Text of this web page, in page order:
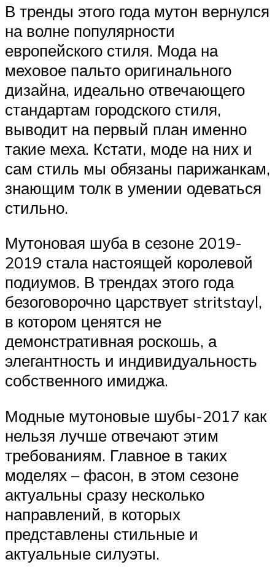
В тренды этого года мутон вернулся
на волне популярности
европейского стиля. Мода на
меховое пальто оригинального
дизайна, идеально отвечающего
стандартам городского стиля,
выводит на первый план именно
такие меха. Кстати, моде на них и
сам стиль мы обязаны парижанкам,
знающим толк в умении одеваться
стильно.
Мутоновая шуба в сезоне 2019-
2019 стала настоящей королевой
подиумов. В трендах этого года
безоговорочно царствует stritstayl,
в котором ценятся не
демонстративная роскошь, а
элегантность и индивидуальность
собственного имиджа.
Модные мутоновые шубы-2017 как
нельзя лучше отвечают этим
требованиям. Главное в таких
моделях – фасон, в этом сезоне
актуальны сразу несколько
направлений, в которых
представлены стильные и
актуальные силуэты.